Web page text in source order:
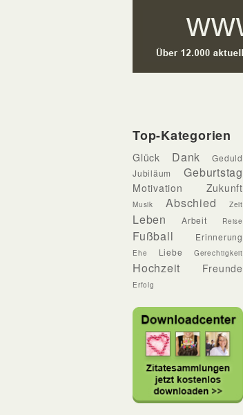
Top-Kategorien
Glück Dank
Geduld
Jubiläum
Geburtstag
Motivation Zukunft
Musik Abschied Zeit
Leben Arbeit Reise
Fußball Erinnerung
Ehe Liebe Gerechtigkeit
Hochzeit Freunde
Erfolg